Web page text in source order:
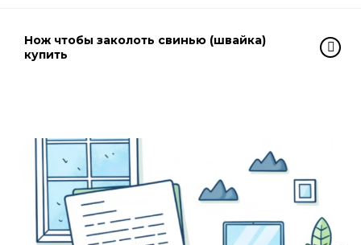
Нож чтобы заколоть свинью (швайка)
купить